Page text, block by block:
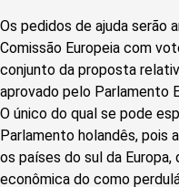
Os pedidos de ajuda serão
Comissão Europeia com
conjunto da proposta
aprovado pelo Parlamento
O único do qual se pode
Parlamento holandês, pois
os países do sul da
econômica do como